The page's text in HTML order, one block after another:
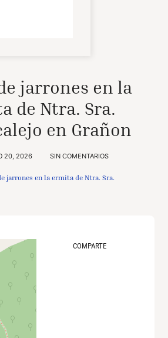
jarrones en la
de Ntra. Sra.
en Grañon
20, 2026 SIN COMENTARIOS
jarrones en la ermita de Ntra. Sra.
COMPARTE